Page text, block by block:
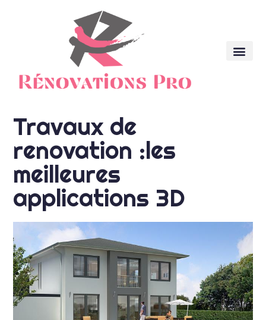
Travaux de
renovation :les
meilleures
applications 3D